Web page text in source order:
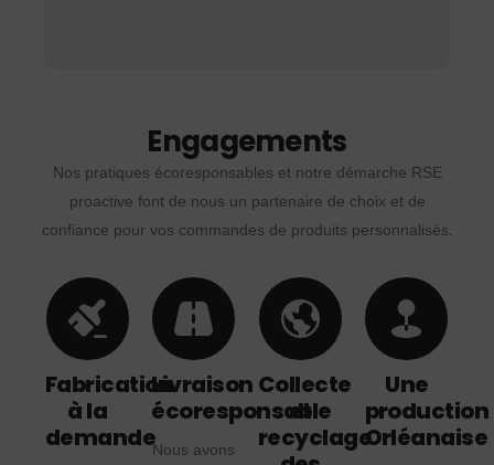
Engagements
Nos pratiques écoresponsables et notre démarche RSE
proactive font de nous un partenaire de choix et de
confiance pour vos commandes de produits personnalisés.
Fabrication
à la
demande
Livraison
écoresponsable
Nous avons
Collecte
et
recyclage
Une
production
Orléanaise